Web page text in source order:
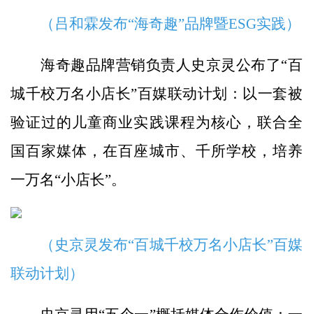
（吕和霖发布“海奇趣”品牌暨ESG实践）
海奇趣品牌营销负责人史京灵公布了“百
城千校万名小店长”百媒联动计划：以一套被
验证过的儿童商业实践课程为核心，联合全
国百家媒体，在百座城市、千所学校，培养
一万名“小店长”。
（史京灵发布“百城千校万名小店长”百媒
联动计划）